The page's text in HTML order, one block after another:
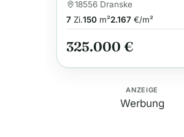
Ferienwohnung auf
18556 Dranske
7Zi.150m²2.167€/m²
325.000 €
ANZEIGE
Werbung